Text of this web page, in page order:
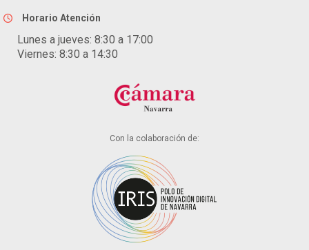
Horario Atención
Lunes a jueves: 8:30 a 17:00
Viernes: 8:30 a 14:30
Con la colaboración de: